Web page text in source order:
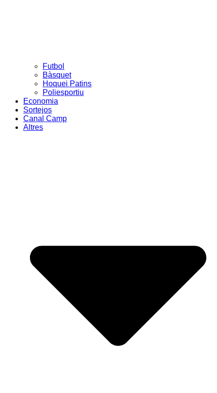
Futbol
Bàsquet
Hoquei Patins
Poliesportiu
Economia
Sortejos
Canal Camp
Altres